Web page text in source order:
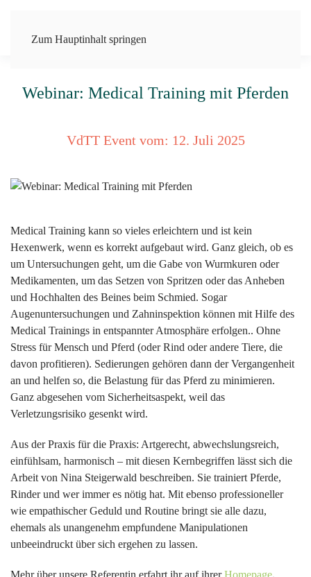
Zum Hauptinhalt springen
Webinar: Medical Training mit Pferden
VdTT Event vom: 12. Juli 2025
Medical Training kann so vieles erleichtern und ist kein
Hexenwerk, wenn es korrekt aufgebaut wird. Ganz gleich, ob es
um Untersuchungen geht, um die Gabe von Wurmkuren oder
Medikamenten, um das Setzen von Spritzen oder das Anheben
und Hochhalten des Beines beim Schmied. Sogar
Augenuntersuchungen und Zahninspektion können mit Hilfe des
Medical Trainings in entspannter Atmosphäre erfolgen.. Ohne
Stress für Mensch und Pferd (oder Rind oder andere Tiere, die
davon profitieren). Sedierungen gehören dann der Vergangenheit
an und helfen so, die Belastung für das Pferd zu minimieren.
Ganz abgesehen vom Sicherheitsaspekt, weil das
Verletzungsrisiko gesenkt wird.
Aus der Praxis für die Praxis: Artgerecht, abwechslungsreich,
einfühlsam, harmonisch – mit diesen Kernbegriffen lässt sich die
Arbeit von Nina Steigerwald beschreiben. Sie trainiert Pferde,
Rinder und wer immer es nötig hat. Mit ebenso professioneller
wie empathischer Geduld und Routine bringt sie alle dazu,
ehemals als unangenehm empfundene Manipulationen
unbeeindruckt über sich ergehen zu lassen.